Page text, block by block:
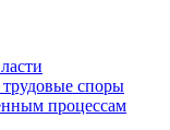
споры
процессам